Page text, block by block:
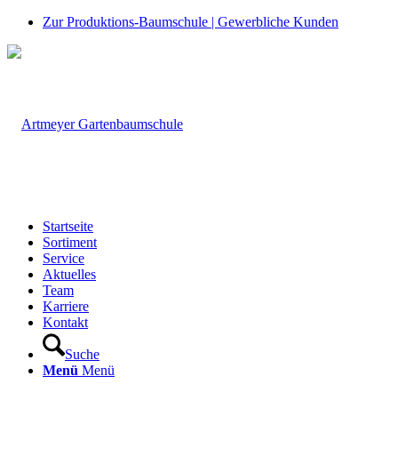
Zur Produktions-Baumschule | Gewerbliche Kunden
Startseite
Sortiment
Service
Aktuelles
Team
Karriere
Kontakt
Suche
Menü Menü